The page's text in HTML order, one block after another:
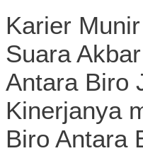
Karier
Suara
Antara Biro
Kinerjanya
Biro Antara